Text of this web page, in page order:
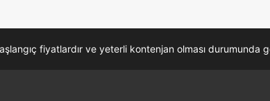
fiyatlardır ve yeterli kontenjan olması durumunda